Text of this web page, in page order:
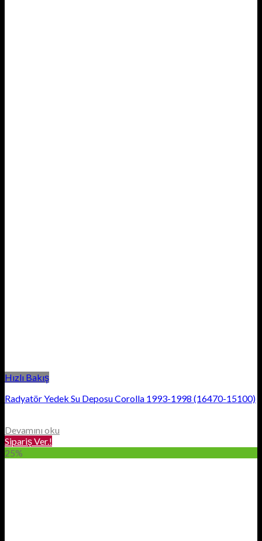
Hızlı Bakış
Radyatör Yedek Su Deposu Corolla 1993-1998 (16470-15100)
Devamını oku
Sipariş Ver.!
25%